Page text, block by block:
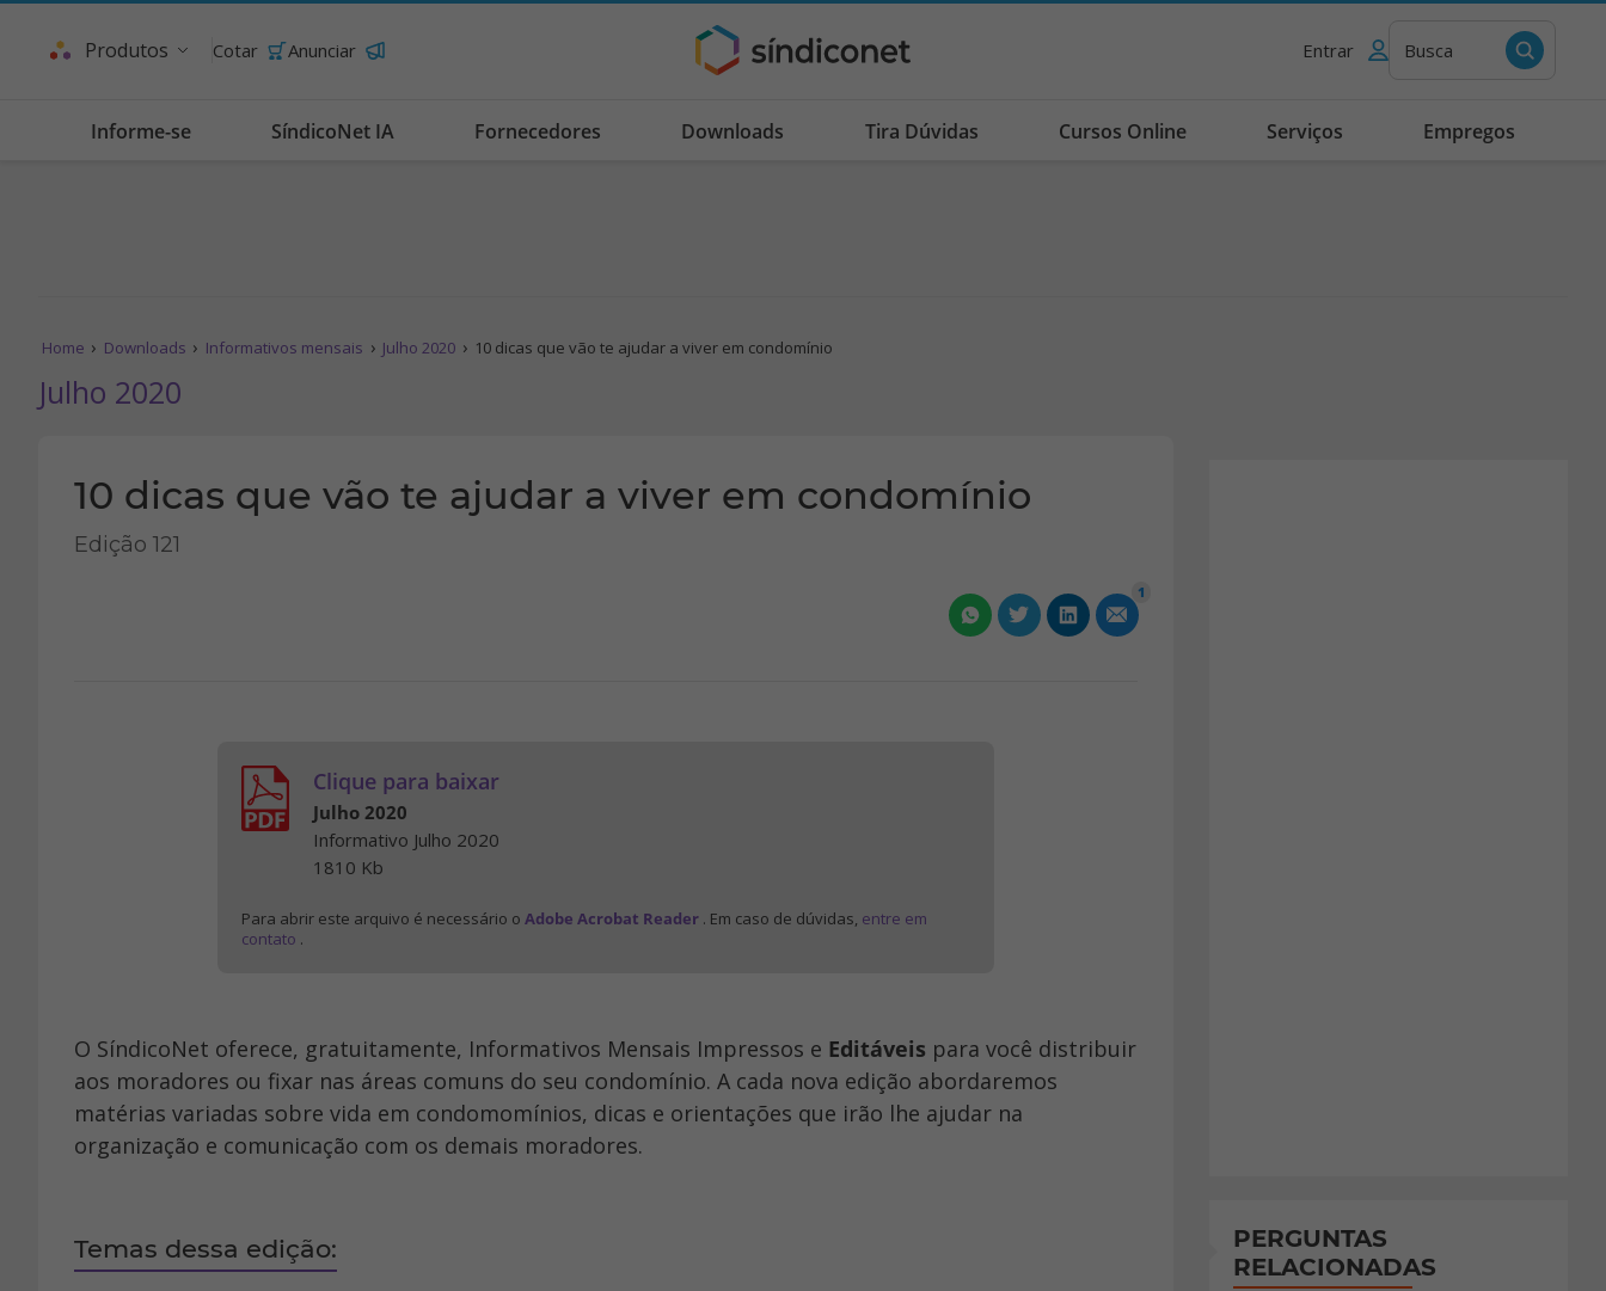
Produtos Cotar Anunciar Entrar Busca
Informe-se SíndicoNet IA Fornecedores Downloads Tira Dúvidas Cursos Online Serviços Empregos
Home Downloads Informativos mensais Julho 2020 10 dicas que vão te ajudar a viver em condomínio
Julho 2020
10 dicas que vão te ajudar a viver em condomínio
Edição 121
1
Clique para baixar
Julho 2020
Informativo Julho 2020
1810 Kb
Para abrir este arquivo é necessário o Adobe Acrobat Reader . Em caso de dúvidas, entre em
contato .
O SíndicoNet oferece, gratuitamente, Informativos Mensais Impressos e Editáveis para você distribuir
aos moradores ou fixar nas áreas comuns do seu condomínio. A cada nova edição abordaremos
matérias variadas sobre vida em condomomínios, dicas e orientações que irão lhe ajudar na
organização e comunicação com os demais moradores.
Temas dessa edição:
PERGUNTAS
RELACIONADAS